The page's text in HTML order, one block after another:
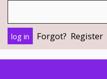
Forgot? Register